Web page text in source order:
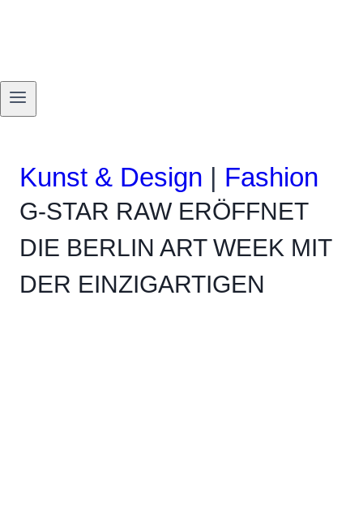
Kunst & Design | Fashion
G-STAR RAW ERÖFFNET
DIE BERLIN ART WEEK MIT
DER EINZIGARTIGEN